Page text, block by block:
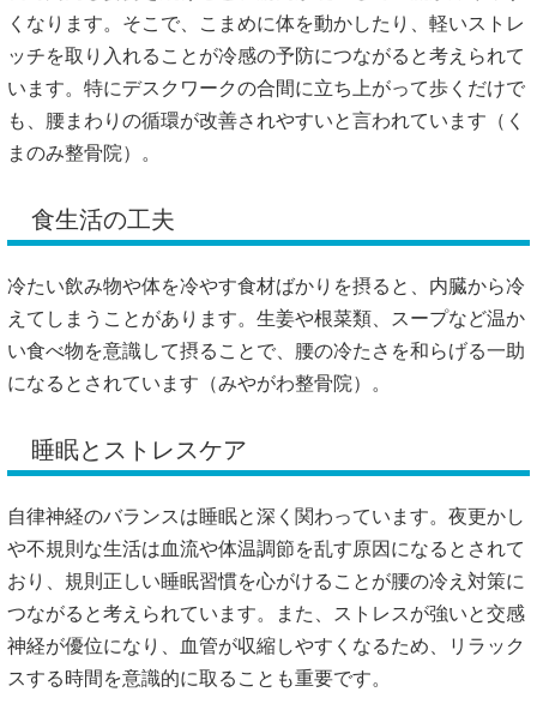
くなります。そこで、こまめに体を動かしたり、軽いストレ
ッチを取り入れることが冷感の予防につながると考えられて
います。特にデスクワークの合間に立ち上がって歩くだけで
も、腰まわりの循環が改善されやすいと言われています（ く
まのみ整骨院）。
食生活の工夫
冷たい飲み物や体を冷やす食材ばかりを摂ると、内臓から冷
えてしまうことがあります。生姜や根菜類、スープなど温か
い食べ物を意識して摂ることで、腰の冷たさを和らげる一助
になるとされています（みやがわ整骨院）。
睡眠とストレスケア
自律神経のバランスは睡眠と深く関わっています。夜更かし
や不規則な生活は血流や体温調節を乱す原因になるとされて
おり、規則正しい睡眠習慣を心がけることが腰の冷え対策に
つながると考えられています。また、ストレスが強いと交感
神経が優位になり、血管が収縮しやすくなるため、リラック
スする時間を意識的に取ることも重要です。